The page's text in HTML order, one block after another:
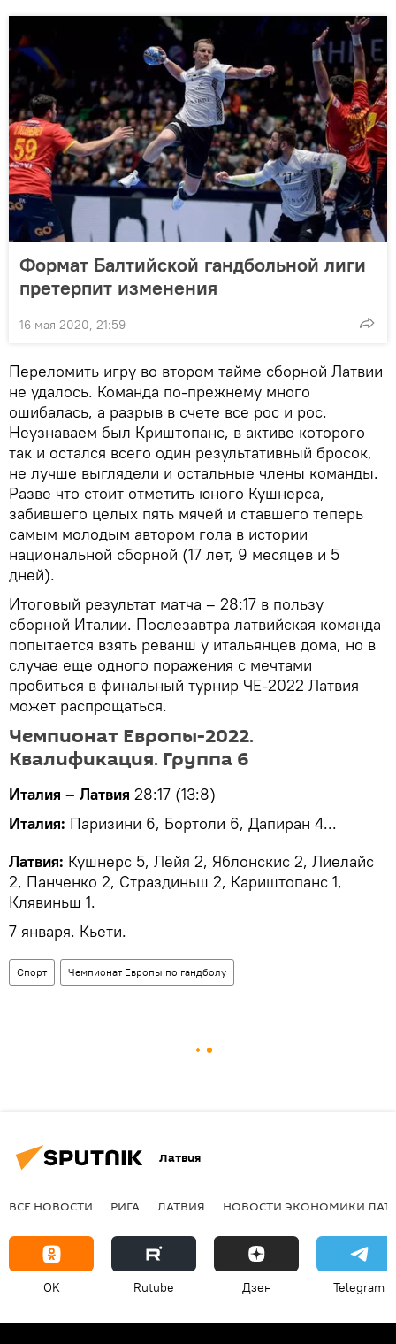
Формат Балтийской гандбольной лиги
претерпит изменения
16 мая 2020, 21:59
Переломить игру во втором тайме сборной Латвии
не удалось. Команда по-прежнему много
ошибалась, а разрыв в счете все рос и рос.
Неузнаваем был Криштопанс, в активе которого
так и остался всего один результативный бросок,
не лучше выглядели и остальные члены команды.
Разве что стоит отметить юного Кушнерса,
забившего целых пять мячей и ставшего теперь
самым молодым автором гола в истории
национальной сборной (17 лет, 9 месяцев и 5
дней).
Итоговый результат матча – 28:17 в пользу
сборной Италии. Послезавтра латвийская команда
попытается взять реванш у итальянцев дома, но в
случае еще одного поражения с мечтами
пробиться в финальный турнир ЧЕ-2022 Латвия
может распрощаться.
Чемпионат Европы-2022.
Квалификация. Группа 6
Италия – Латвия 28:17 (13:8)
Италия: Паризини 6, Бортоли 6, Дапиран 4...
Латвия: Кушнерс 5, Лейя 2, Яблонскис 2, Лиелайс
2, Панченко 2, Страздиньш 2, Кариштопанс 1,
Клявиньш 1.
7 января. Кьети.
Спорт Чемпионат Европы по гандболу
Латвия
ВСЕ НОВОСТИ РИГА ЛАТВИЯ НОВОСТИ ЭКОНОМИКИ
OK Rutube Дзен Telegram